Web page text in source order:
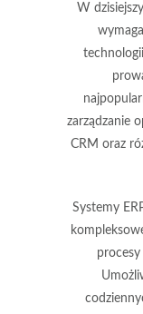
W
zarządzanie
CRM oraz
Systemy